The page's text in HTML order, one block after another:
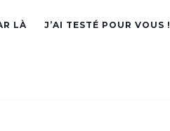
LÀ J’AI TESTÉ POUR VOUS !